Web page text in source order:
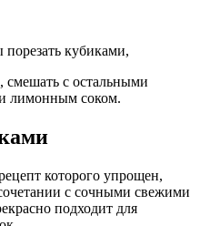
кубиками,
смешать с остальными
лимонным соком.
которого упрощен,
с сочными свежими
подходит для